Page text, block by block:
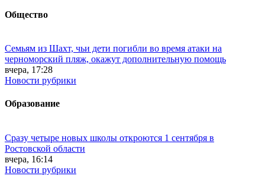
Общество
Семьям из Шахт, чьи дети погибли во время атаки на
черноморский пляж, окажут дополнительную помощь
вчера, 17:28
Новости рубрики
Образование
Сразу четыре новых школы откроются 1 сентября в
Ростовской области
вчера, 16:14
Новости рубрики